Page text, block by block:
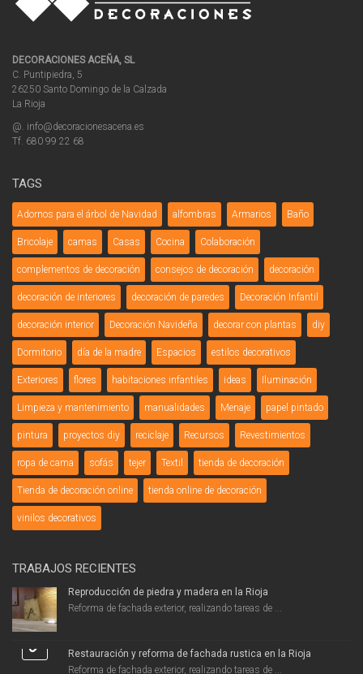
DECORACIONES ACEÑA, SL
C. Puntipiedra, 5
26250 Santo Domingo de la Calzada
La Rioja
@. info@decoracionesacena.es
Tf. 680 99 22 68
TAGS
Adornos para el árbol de Navidad alfombras Armarios Baño
Bricolaje camas Casas Cocina Colaboración
complementos de decoración consejos de decoración decoración
decoración de interiores decoración de paredes Decoración Infantil
decoración interior Decoración Navideña decorar con plantas diy
Dormitorio día de la madre Espacios estilos decorativos
Exteriores flores habitaciones infantiles ideas Iluminación
Limpieza y mantenimiento manualidades Menaje papel pintado
pintura proyectos diy reciclaje Recursos Revestimientos
ropa de cama sofás tejer Textil tienda de decoración
Tienda de decoración online tienda online de decoración
vinilos decorativos
TRABAJOS RECIENTES
Reproducción de piedra y madera en la Rioja
Reforma de fachada exterior, realizando tareas de ...
Restauración y reforma de fachada rustica en la Rioja
Reforma de fachada exterior, realizando tareas de ...